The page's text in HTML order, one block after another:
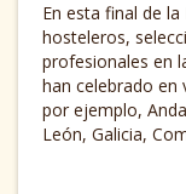
En esta final de
hosteleros,
profesionales en
han celebrado
por ejemplo,
León, Galicia,